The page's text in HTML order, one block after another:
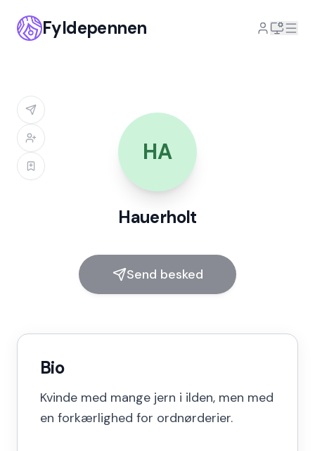
Fyldepennen
HA
Hauerholt
Send besked
Bio
Kvinde med mange jern i ilden, men med
en forkærlighed for ordnørderier.